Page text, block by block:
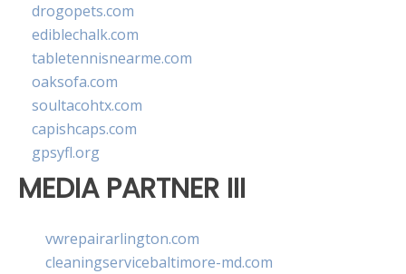
drogopets.com
ediblechalk.com
tabletennisnearme.com
oaksofa.com
soultacohtx.com
capishcaps.com
gpsyfl.org
MEDIA PARTNER III
vwrepairarlington.com
cleaningservicebaltimore-md.com